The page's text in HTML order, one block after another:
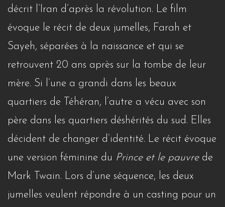
décrit l’Iran d’après la révolution. Le film
évoque le récit de deux jumelles, Farah et
Sayeh, séparées à la naissance et qui se
retrouvent 20 ans après sur la tombe de leur
mère. Si l’une a grandi dans les beaux
quartiers de Téhéran, l’autre a vécu avec son
père dans les quartiers déshérités du sud. Elles
décident de changer d’identité. Le récit évoque
une version féminine du Prince et le pauvrede
Mark Twain. Lors d’une séquence, les deux
jumelles veulent répondre à un casting pour un